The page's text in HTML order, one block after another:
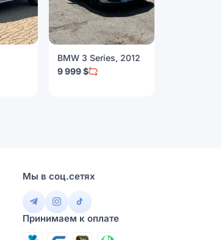
BMW 3 Series, 2012
9 999 $
Мы в соц.сетях
Принимаем к оплате